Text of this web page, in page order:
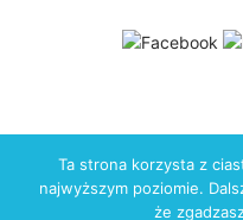
Copyright (C) 2026
zastrzeżone.
Ta strona korzysta z
najwyższym poziomie.
że